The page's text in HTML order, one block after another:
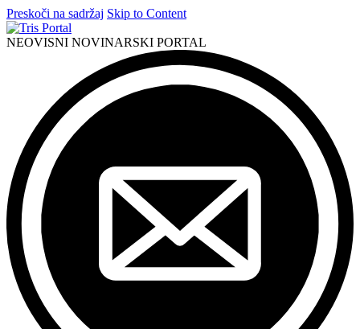
Preskoči na sadržaj Skip to Content
NEOVISNI NOVINARSKI PORTAL